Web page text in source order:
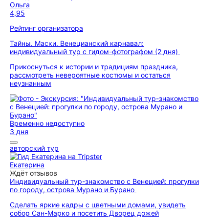
Ольга
4,95
Рейтинг организатора
Тайны. Маски. Венецианский карнавал:
индивидуальный тур с гидом-фотографом (2 дня)
Прикоснуться к истории и традициям праздника,
рассмотреть невероятные костюмы и остаться
неузнанным
Временно недоступно
3 дня
авторский тур
Екатерина
Ждёт отзывов
Индивидуальный тур-знакомство с Венецией: прогулки
по городу, острова Мурано и Бурано
Сделать яркие кадры с цветными домами, увидеть
собор Сан-Марко и посетить Дворец дожей